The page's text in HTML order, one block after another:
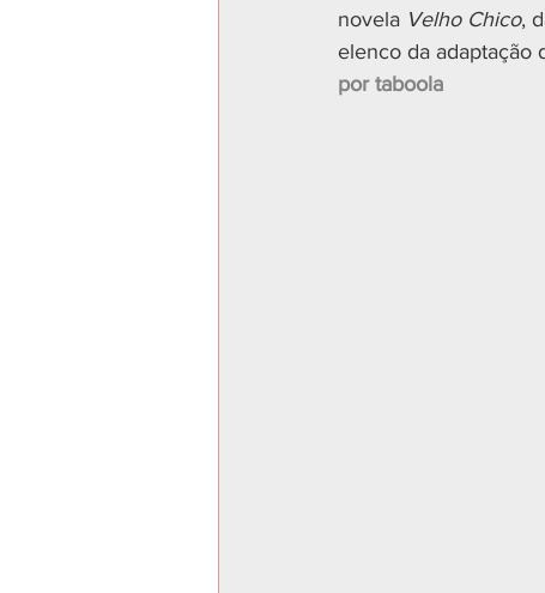
novela Velho Chico,
elenco da adaptação
por taboola